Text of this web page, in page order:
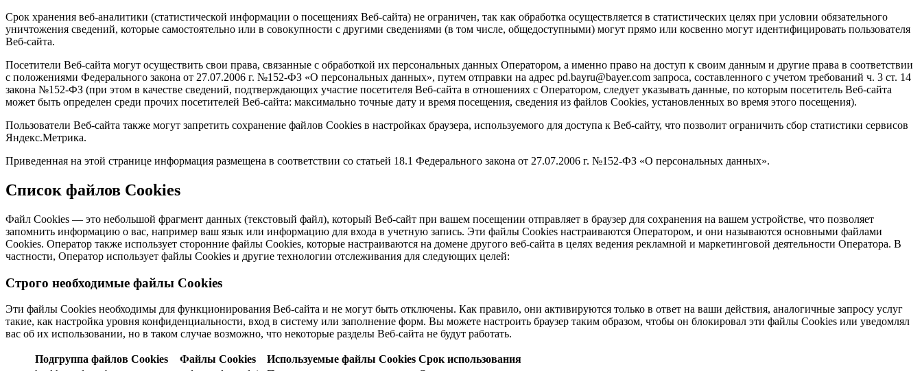
Срок хранения веб-аналитики (статистической информации о посещениях Веб-сайта) не ограничен, так как обработка осуществляется в статистических целях при условии обязательного
уничтожения сведений, которые самостоятельно или в совокупности с другими сведениями (в том числе, общедоступными) могут прямо или косвенно могут идентифицировать пользователя
Веб-сайта.
Посетители Веб-сайта могут осуществить свои права, связанные с обработкой их персональных данных Оператором, а именно право на доступ к своим данным и другие права в соответствии
с положениями Федерального закона от 27.07.2006 г. №152-ФЗ «О персональных данных», путем отправки на адрес pd.bayru@bayer.com запроса, составленного с учетом требований ч. 3 ст. 14
закона №152-ФЗ (при этом в качестве сведений, подтверждающих участие посетителя Веб-сайта в отношениях с Оператором, следует указывать данные, по которым посетитель Веб-сайта
может быть определен среди прочих посетителей Веб-сайта: максимально точные дату и время посещения, сведения из файлов Cookies, установленных во время этого посещения).
Пользователи Веб-сайта также могут запретить сохранение файлов Cookies в настройках браузера, используемого для доступа к Веб-сайту, что позволит ограничить сбор статистики сервисов
Яндекс.Метрика.
Приведенная на этой странице информация размещена в соответствии со статьей 18.1 Федерального закона от 27.07.2006 г. №152-ФЗ «О персональных данных».
Список файлов Cookies
Файл Cookies — это небольшой фрагмент данных (текстовый файл), который Веб-сайт при вашем посещении отправляет в браузер для сохранения на вашем устройстве, что позволяет
запомнить информацию о вас, например ваш язык или информацию для входа в учетную запись. Эти файлы Cookies настраиваются Оператором, и они называются основными файлами
Cookies. Оператор также использует сторонние файлы Cookies, которые настраиваются на домене другого веб-сайта в целях ведения рекламной и маркетинговой деятельности Оператора. В
частности, Оператор использует файлы Cookies и другие технологии отслеживания для следующих целей:
Строго необходимые файлы Cookies
Эти файлы Cookies необходимы для функционирования Веб-сайта и не могут быть отключены. Как правило, они активируются только в ответ на ваши действия, аналогичные запросу услуг
такие, как настройка уровня конфиденциальности, вход в систему или заполнение форм. Вы можете настроить браузер таким образом, чтобы он блокировал эти файлы Cookies или уведомлял
вас об их использовании, но в таком случае возможно, что некоторые разделы Веб-сайта не будут работать.
Подгруппа файлов Cookies Файлы Cookies Используемые файлы Cookies Срок использования